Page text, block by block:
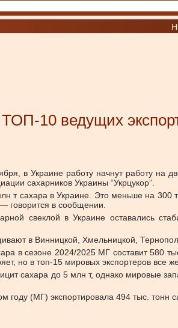
10 ведущих
в Украине работу начнут работу
сахарников Украины “Укрцукор”.
т сахара в Украине. Это меньше на
говорится в сообщении.
свеклой в Украине оставались
в Винницкой, Хмельницкой,
в сезоне 2024/2025 МГ составит 580
но в топ-15 мировых экспортеров все
сахара до 5 млн т, однако мировые
году (МГ) экспортировала 494 тыс. тонн